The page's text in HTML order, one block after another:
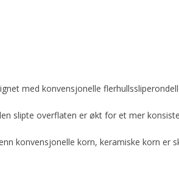
med konvensjonelle
slipte overflaten er økt for et mer
konvensjonelle korn, keramiske korn er